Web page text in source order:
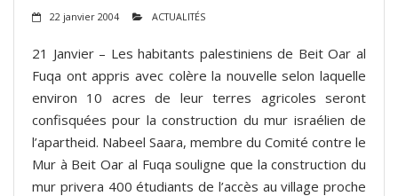
22 janvier 2004 ACTUALITÉS
21 Janvier – Les habitants palestiniens de Beit Oar al
Fuqa ont appris avec colère la nouvelle selon laquelle
environ 10 acres de leur terres agricoles seront
confisquées pour la construction du mur israélien de
l’apartheid. Nabeel Saara, membre du Comité contre le
Mur à Beit Oar al Fuqa souligne que la construction du
mur privera 400 étudiants de l’accès au village proche